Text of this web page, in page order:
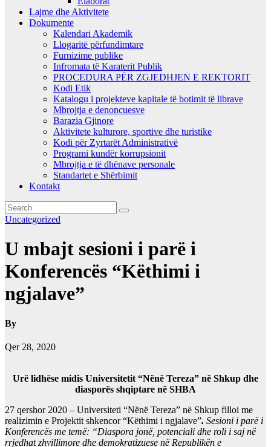
Lajme dhe Aktivitete
Dokumente
Kalendari Akademik
Llogaritë përfundimtare
Furnizime publike
Infromata të Karaterit Publik
PROCEDURA PËR ZGJEDHJEN E REKTORIT
Kodi Etik
Katalogu i projekteve kapitale të botimit të librave
Mbrojtja e denoncuesve
Barazia Gjinore
Aktivitete kulturore, sportive dhe turistike
Kodi për Zyrtarët Administrativë
Programi kundër korrupsionit
Mbrojtja e të dhënave personale
Standartet e Shërbimit
Kontakt
Uncategorized
U mbajt sesioni i parë i
Konferencës “Këthimi i
ngjalave”
By
Qer 28, 2020
Urë lidhëse midis Universitetit “Nënë Tereza” në Shkup dhe
diasporës shqiptare në SHBA
27 qershor 2020 – Universiteti “Nënë Tereza” në Shkup filloi me
realizimin e Projektit shkencor “Këthimi i ngjalave”. Sesioni i parë i
Konferencës me temë: “Diaspora jonë, potenciali dhe roli i saj në
rrjedhat zhvillimore dhe demokratizuese në Republikën e